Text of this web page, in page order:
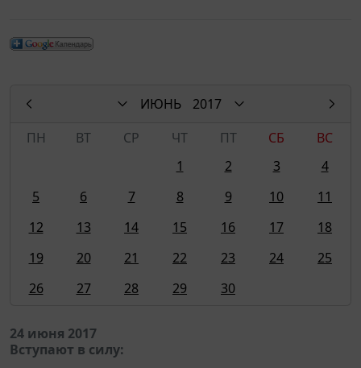
ИЮНЬ
2017
ПН
ВТ СР ЧТ ПТ СБ
ВС
1
2 3
4
5
6 7 8 9 10
11
12
13 14 15 16 17
18
19
20 21 22 23 24
25
26
27 28 29 30
24 июня 2017
Вступают в силу: